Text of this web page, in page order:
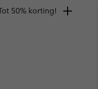
50% korting!